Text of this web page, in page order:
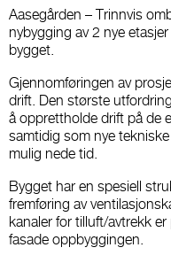
Aasegården – Trinnvis
nybygging av 2 nye
bygget.
Gjennomføringen av
drift. Den største
å opprettholde drift på de
samtidig som nye
mulig nede tid.
Bygget har en spesiell
fremføring av
kanaler for tilluft/avtrekk
fasade oppbyggingen.